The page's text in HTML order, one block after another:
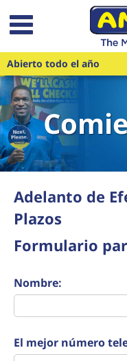
Saltar al contenido
Abierto todo el año
Adelanto de
Plazos
Formulario
Nombre:
El mejor número